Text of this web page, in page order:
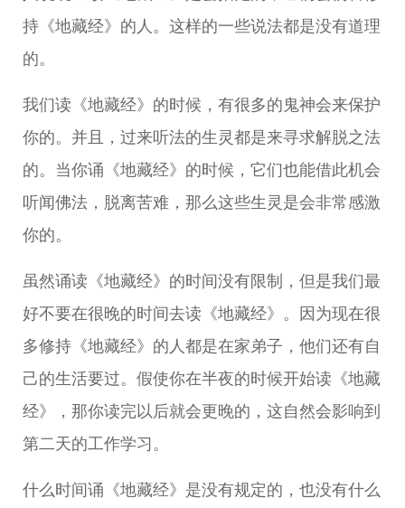
持《地藏经》的人。这样的一些说法都是没有道理
的。
我们读《地藏经》的时候，有很多的鬼神会来保护
你的。并且，过来听法的生灵都是来寻求解脱之法
的。当你诵《地藏经》的时候，它们也能借此机会
听闻佛法，脱离苦难，那么这些生灵是会非常感激
你的。
虽然诵读《地藏经》的时间没有限制，但是我们最
好不要在很晚的时间去读《地藏经》。因为现在很
多修持《地藏经》的人都是在家弟子，他们还有自
己的生活要过。假使你在半夜的时候开始读《地藏
经》，那你读完以后就会更晚的，这自然会影响到
第二天的工作学习。
什么时间诵《地藏经》是没有规定的，也没有什么